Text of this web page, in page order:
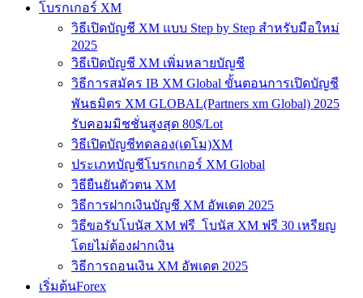
โบรกเกอร์ XM
วิธีเปิดบัญชี XM แบบ Step by Step สำหรับมือใหม่
2025
วิธีเปิดบัญชี XM เพิ่มหลายบัญชี
วิธีการสมัคร IB XM Global ขั้นตอนการเปิดบัญชี
พันธมิตร XM GLOBAL(Partners xm Global) 2025
รับคอมมิชชั่นสูงสุด 80$/Lot
วิธีเปิดบัญชีทดลอง(เดโม)XM
ประเภทบัญชีโบรกเกอร์ XM Global
วิธียืนยันตัวตน XM
วิธีการฝากเงินบัญชี XM อัพเดต 2025
วิธีขอรับโบนัส XM ฟรี โบนัส XM ฟรี 30 เหรียญ
โดยไม่ต้องฝากเงิน
วิธีการถอนเงิน XM อัพเดต 2025
เริ่มต้นForex